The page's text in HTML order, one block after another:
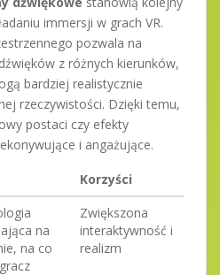
immersji w grach VR.
pozwala na
z różnych kierunków,
bardziej realistycznie
rzeczywistości. Dzięki temu,
postaci czy efekty
i angażujące.
Korzyści
na
na co
Zwiększona
interaktywność i
realizm